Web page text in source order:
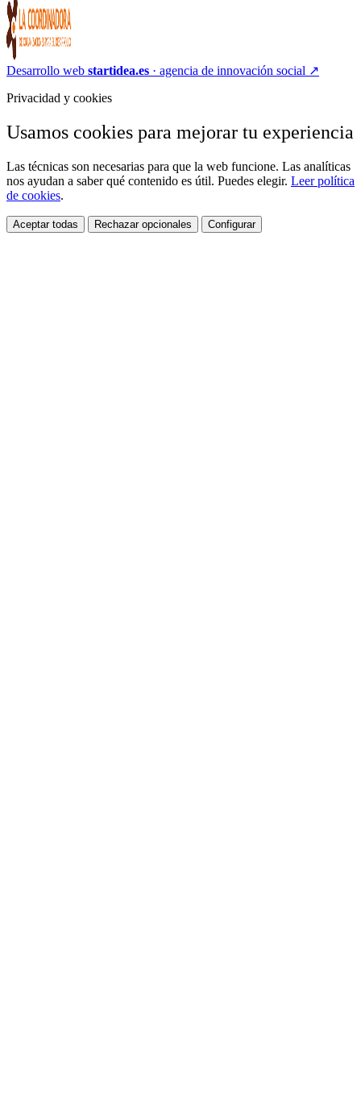
Desarrollo web startidea.es · agencia de innovación social ↗
Privacidad y cookies
Usamos cookies para mejorar tu experiencia
Las técnicas son necesarias para que la web funcione. Las analíticas
nos ayudan a saber qué contenido es útil. Puedes elegir. Leer política
de cookies.
Aceptar todas Rechazar opcionales Configurar